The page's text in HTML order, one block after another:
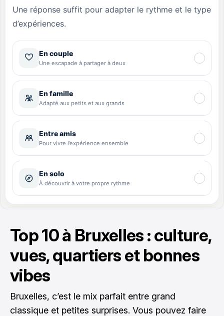
Top 10 à Bruxelles : culture,
vues, quartiers et bonnes
vibes
Bruxelles, c’est le mix parfait entre grand
classique et petites surprises. Vous pouvez faire